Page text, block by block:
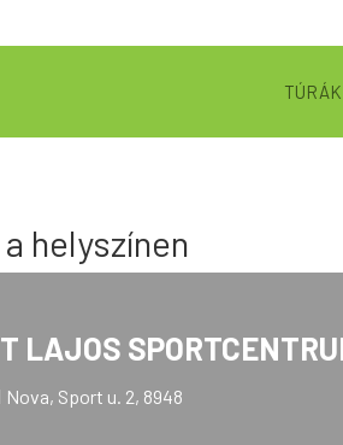
TÚRÁK
helyszínen
LAJOS
Nova, Sport u. 2, 8948